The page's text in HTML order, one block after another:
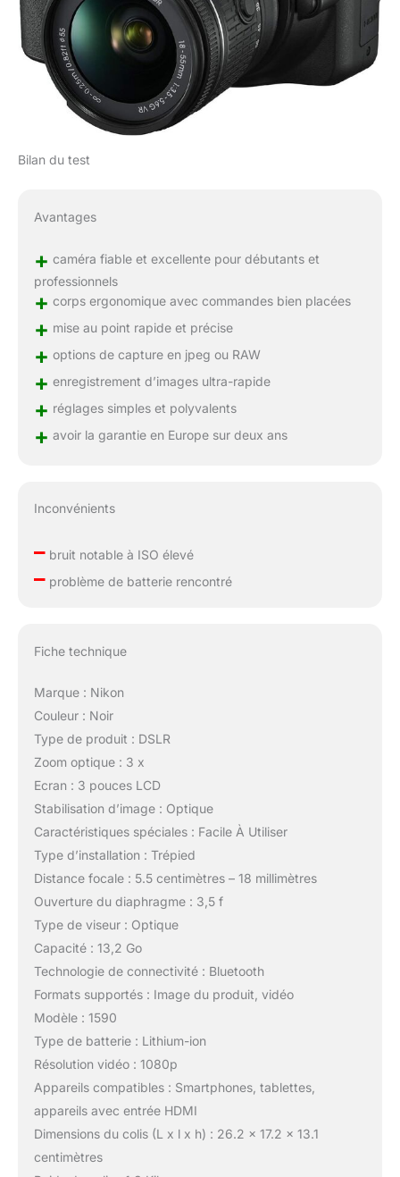
Bilan du test
Avantages
+ caméra fiable et excellente pour débutants et
professionnels
+ corps ergonomique avec commandes bien placées
+ mise au point rapide et précise
+ options de capture en jpeg ou RAW
+ enregistrement d’images ultra-rapide
+ réglages simples et polyvalents
+ avoir la garantie en Europe sur deux ans
Inconvénients
–bruit notable à ISO élevé
–problème de batterie rencontré
Fiche technique
Marque : Nikon
Couleur : Noir
Type de produit : DSLR
Zoom optique : 3 x
Ecran : 3 pouces LCD
Stabilisation d’image : Optique
Caractéristiques spéciales : Facile À Utiliser
Type d’installation : Trépied
Distance focale : 5.5 centimètres – 18 millimètres
Ouverture du diaphragme : 3,5 f
Type de viseur : Optique
Capacité : 13,2 Go
Technologie de connectivité : Bluetooth
Formats supportés : Image du produit, vidéo
Modèle : 1590
Type de batterie : Lithium-ion
Résolution vidéo : 1080p
Appareils compatibles : Smartphones, tablettes,
appareils avec entrée HDMI
Dimensions du colis (L x l x h) : 26.2 x 17.2 x 13.1
centimètres